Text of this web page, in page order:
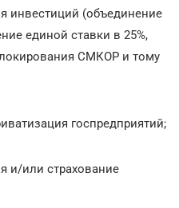
инвестиций (объединение
единой ставки в 25%,
СМКОР и тому
госпредприятий;
и/или страхование